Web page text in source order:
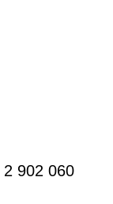
2 902 060